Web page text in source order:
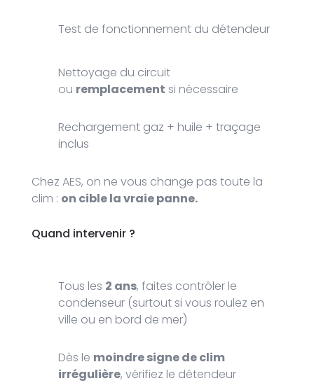
Test de fonctionnement du détendeur
Nettoyage du circuit
ou remplacement si nécessaire
Rechargement gaz + huile + traçage
inclus
Chez AES, on ne vous change pas toute la
clim : on cible la vraie panne.
Quand intervenir ?
Tous les 2 ans, faites contrôler le
condenseur (surtout si vous roulez en
ville ou en bord de mer)
Dès le moindre signe de clim
irrégulière, vérifiez le détendeur